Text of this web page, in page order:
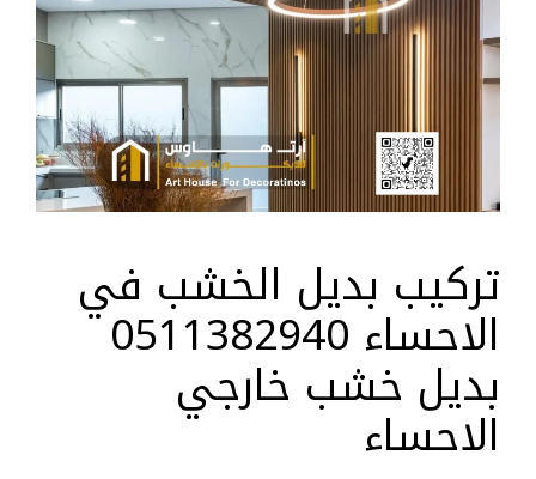
تركيب بديل الخشب في
الاحساء 0511382940
بديل خشب خارجي
الاحساء